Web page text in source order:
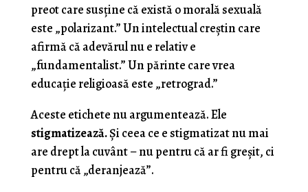
preot care susține că există o morală sexuală
este „polarizant.” Un intelectual creștin care
afirmă că adevărul nu e relativ e
„fundamentalist.” Un părinte care vrea
educație religioasă este „retrograd.”
Aceste etichete nu argumentează. Ele
stigmatizează.Și ceea ce e stigmatizat nu mai
are drept la cuvânt – nu pentru că ar fi greșit, ci
pentru că „deranjează”.